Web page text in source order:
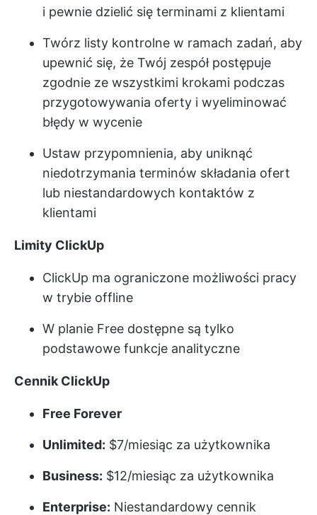
i pewnie dzielić się terminami z klientami
Twórz listy kontrolne w ramach zadań, aby
upewnić się, że Twój zespół postępuje
zgodnie ze wszystkimi krokami podczas
przygotowywania oferty i wyeliminować
błędy w wycenie
Ustaw przypomnienia, aby uniknąć
niedotrzymania terminów składania ofert
lub niestandardowych kontaktów z
klientami
Limity ClickUp
ClickUp ma ograniczone możliwości pracy
w trybie offline
W planie Free dostępne są tylko
podstawowe funkcje analityczne
Cennik ClickUp
Free Forever
Unlimited: $7/miesiąc za użytkownika
Business: $12/miesiąc za użytkownika
Enterprise: Niestandardowy cennik